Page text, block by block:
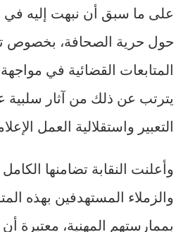
على ما سبق أن نبهت إليه في
حول حرية الصحافة، بخصوص
المتابعات القضائية في
يترتب عن ذلك من آثار سلبية
التعبير واستقلالية العمل
وأعلنت النقابة تضامنها
والزملاء المستهدفين بهذه
بممارستهم المهنية، معتبرة